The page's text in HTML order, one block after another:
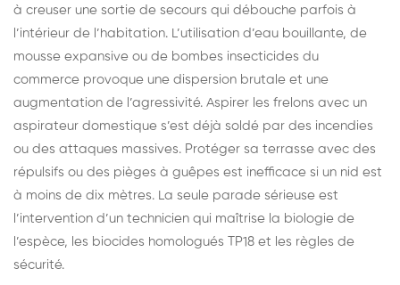
à creuser une sortie de secours qui débouche parfois à
l’intérieur de l’habitation. L’utilisation d’eau bouillante, de
mousse expansive ou de bombes insecticides du
commerce provoque une dispersion brutale et une
augmentation de l’agressivité. Aspirer les frelons avec un
aspirateur domestique s’est déjà soldé par des incendies
ou des attaques massives. Protéger sa terrasse avec des
répulsifs ou des pièges à guêpes est inefficace si un nid est
à moins de dix mètres. La seule parade sérieuse est
l’intervention d’un technicien qui maîtrise la biologie de
l’espèce, les biocides homologués TP18 et les règles de
sécurité.